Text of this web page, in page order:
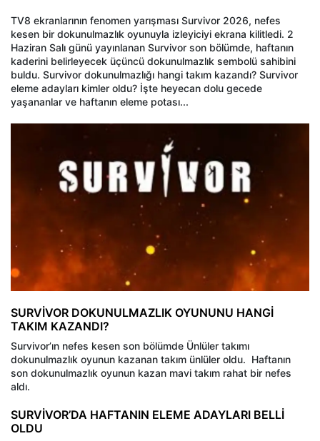
TV8 ekranlarının fenomen yarışması Survivor 2026, nefes
kesen bir dokunulmazlık oyunuyla izleyiciyi ekrana kilitledi. 2
Haziran Salı günü yayınlanan Survivor son bölümde, haftanın
kaderini belirleyecek üçüncü dokunulmazlık sembolü sahibini
buldu. Survivor dokunulmazlığı hangi takım kazandı? Survivor
eleme adayları kimler oldu? İşte heyecan dolu gecede
yaşananlar ve haftanın eleme potası...
SURVİVOR DOKUNULMAZLIK OYUNUNU HANGİ
TAKIM KAZANDI?
Survivor’ın nefes kesen son bölümde Ünlüler takımı
dokunulmazlık oyunun kazanan takım ünlüler oldu. Haftanın
son dokunulmazlık oyunun kazan mavi takım rahat bir nefes
aldı.
SURVİVOR’DA HAFTANIN ELEME ADAYLARI BELLİ
OLDU